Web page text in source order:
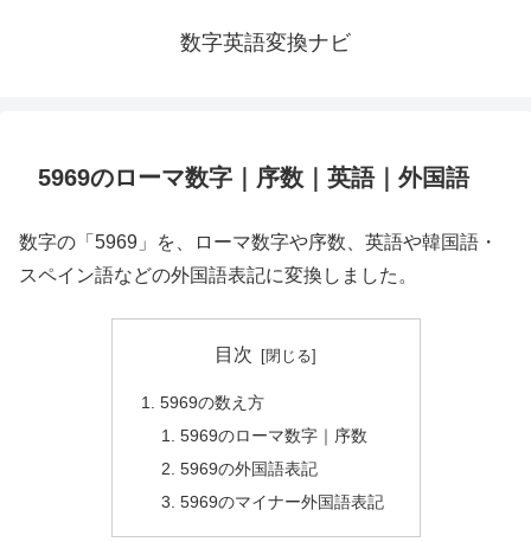
数字英語変換ナビ
5969のローマ数字｜序数｜英語｜外国語
数字の「5969」を、ローマ数字や序数、英語や韓国語・
スペイン語などの外国語表記に変換しました。
目次
5969の数え方
5969のローマ数字｜序数
5969の外国語表記
5969のマイナー外国語表記